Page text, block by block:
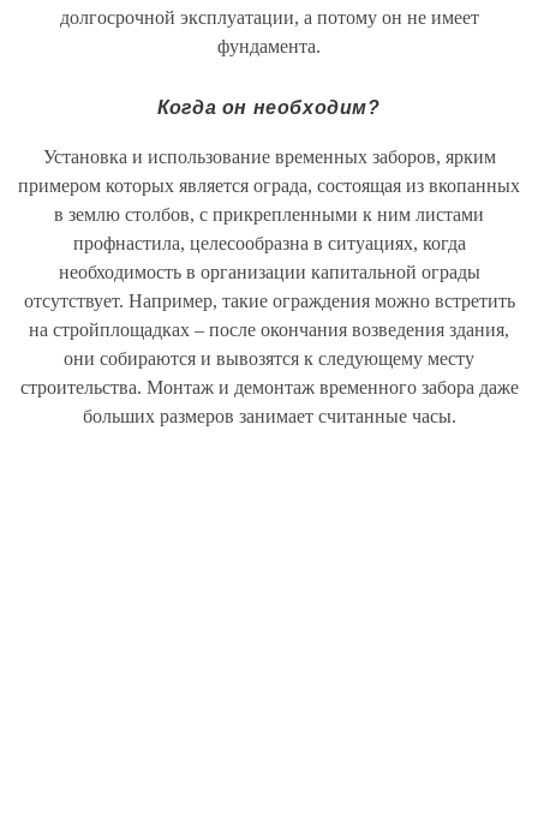
долгосрочной эксплуатации, а потому он не имеет
фундамента.
Когда он необходим?
Установка и использование временных заборов, ярким
примером которых является ограда, состоящая из вкопанных
в землю столбов, с прикрепленными к ним листами
профнастила, целесообразна в ситуациях, когда
необходимость в организации капитальной ограды
отсутствует. Например, такие ограждения можно встретить
на стройплощадках – после окончания возведения здания,
они собираются и вывозятся к следующему месту
строительства. Монтаж и демонтаж временного забора даже
больших размеров занимает считанные часы.